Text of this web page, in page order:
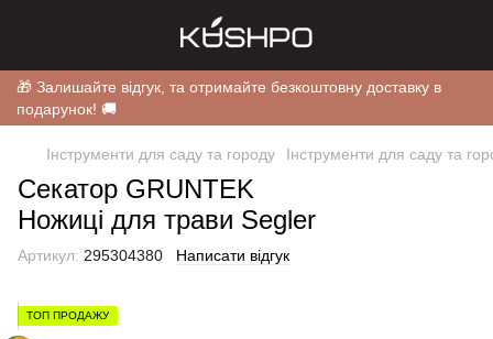
🎁 Залишайте відгук, та отримайте безкоштовну доставку в
подарунок! 🚚
Інструменти для саду та городу Інструменти для саду та
Секатор GRUNTEK
Ножиці для трави Segler
Артикул: 295304380 Написати відгук
ТОП ПРОДАЖУ